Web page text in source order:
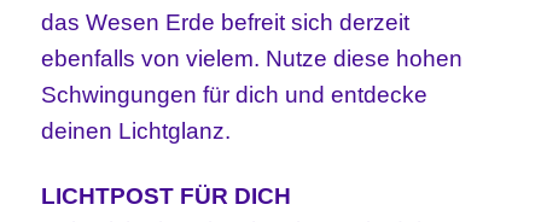
das Wesen Erde befreit sich derzeit
ebenfalls von vielem. Nutze diese hohen
Schwingungen für dich und entdecke
deinen Lichtglanz.
LICHTPOST FÜR DICH